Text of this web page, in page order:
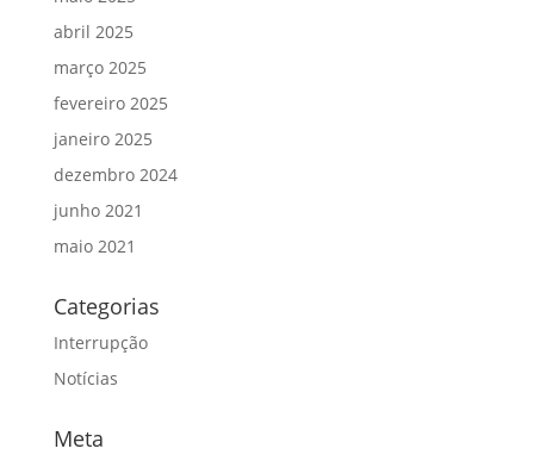
abril 2025
março 2025
fevereiro 2025
janeiro 2025
dezembro 2024
junho 2021
maio 2021
Categorias
Interrupção
Notícias
Meta